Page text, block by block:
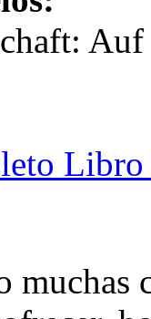
Auf
muchas